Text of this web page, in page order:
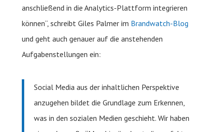
anschließend in die Analytics-Plattform integrieren
können“, schreibt Giles Palmer im Brandwatch-Blog
und geht auch genauer auf die anstehenden
Aufgabenstellungen ein:
Social Media aus der inhaltlichen Perspektive
anzugehen bildet die Grundlage zum Erkennen,
was in den sozialen Medien geschieht. Wir haben